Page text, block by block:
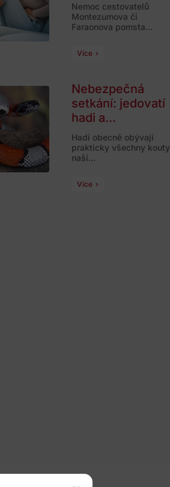
Nemoc cestovatelů
Montezumova či
Faraonova pomsta...
Více
Nebezpečná
setkání: jedovatí
hadi a...
Hadi obecně obývají
prakticky všechny kouty
naší...
Více